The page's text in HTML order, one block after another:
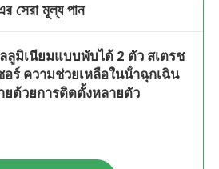
সেরা মূল্য পান
ลูมิเนียมแบบพับได้ 2 ตัว สเตรช
อร์ ความช่วยเหลือในน้ําฉุกเฉิน
ยด้วยการติดตั้งหลายตัว